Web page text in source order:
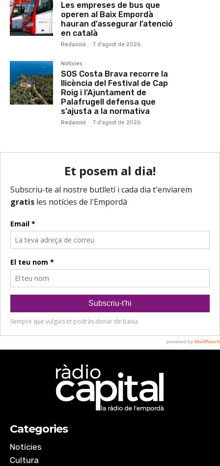
Les empreses de bus que
operen al Baix Empordà
hauran d’assegurar l’atenció
en català
Redacció - 7 d'agost de 2026
Notícies
SOS Costa Brava recorre la
llicència del Festival de Cap
Roig i l’Ajuntament de
Palafrugell defensa que
s’ajusta a la normativa
Redacció - 7 d'agost de 2026
Categories
Notícies
Cultura